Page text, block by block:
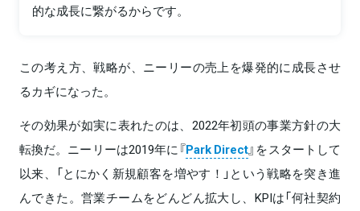
的な成長に繋がるからです。
この考え方、戦略が、ニーリーの売上を爆発的に成長させ
るカギになった。
その効果が如実に表れたのは、2022年初頭の事業方針の大
転換だ。ニーリーは2019年に『Park Direct』をスタートして
以来、「とにかく新規顧客を増やす！」という戦略を突き進
んできた。営業チームをどんどん拡大し、KPIは「何社契約